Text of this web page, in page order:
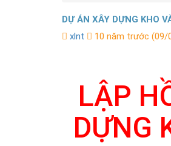
DỰ ÁN XÂY DỰNG KHO
xlnt
10 năm trước (09/
LẬP
DỰNG